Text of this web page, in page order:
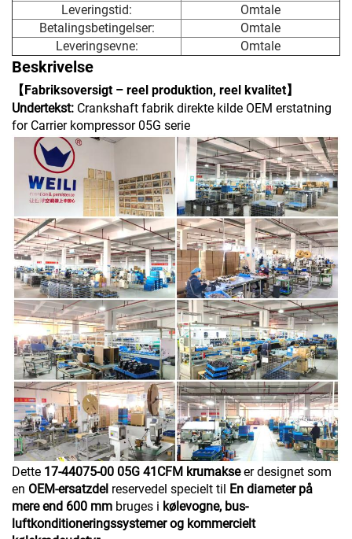
Leveringstid:
Omtale
Betalingsbetingelser:
Omtale
Leveringsevne:
Omtale
Beskrivelse
【Fabriksoversigt – reel produktion, reel kvalitet】
Undertekst: Crankshaft fabrik direkte kilde OEM erstatning
for Carrier kompressor 05G serie
Dette 17-44075-00 05G 41CFM krumakseer designet som
en OEM-ersatzdel reservedel specielt til En diameter på
mere end 600 mm bruges i kølevogne, bus-
luftkonditioneringssystemer og kommercielt